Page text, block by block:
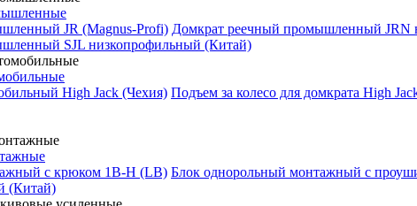
JR (Magnus-Profi) Домкрат реечный промышленный JRN
SJL низкопрофильный (Китай)
High Jack (Чехия) Подъем за колесо для домкрата High
с крюком 1B-H (LB) Блок однорольный монтажный с
(Китай)